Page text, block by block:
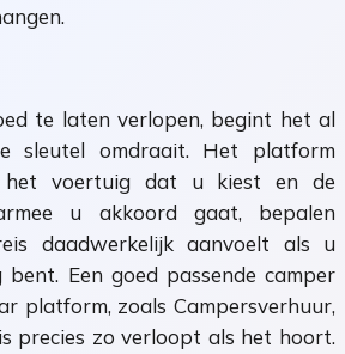
te laten verlopen, begint het al
sleutel omdraait. Het platform
voertuig dat u kiest en de
u akkoord gaat, bepalen
daadwerkelijk aanvoelt als u
bent. Een goed passende camper
platform, zoals Campersverhuur,
precies zo verloopt als het hoort.